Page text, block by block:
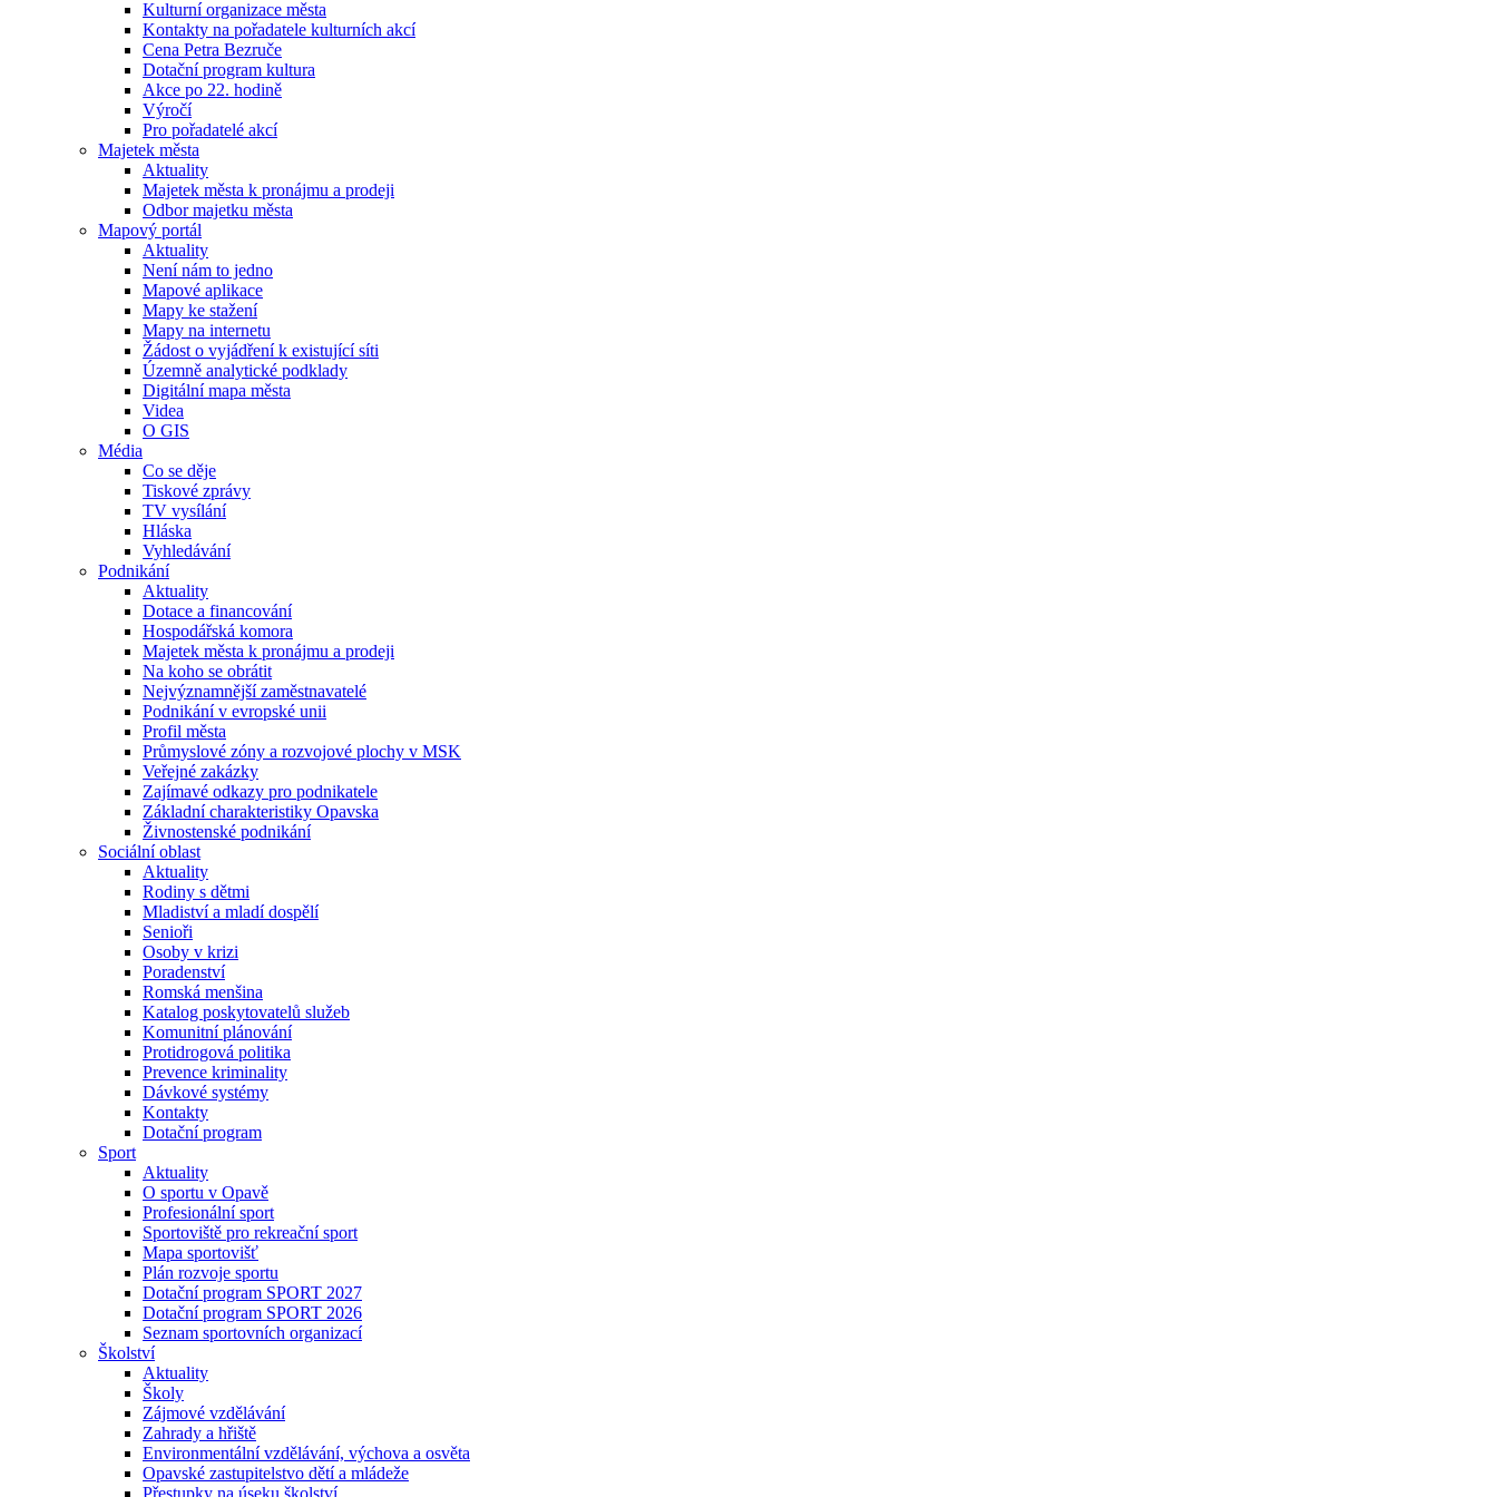
Kulturní organizace města
Kontakty na pořadatele kulturních akcí
Cena Petra Bezruče
Dotační program kultura
Akce po 22. hodině
Výročí
Pro pořadatelé akcí
Majetek města
Aktuality
Majetek města k pronájmu a prodeji
Odbor majetku města
Mapový portál
Aktuality
Není nám to jedno
Mapové aplikace
Mapy ke stažení
Mapy na internetu
Žádost o vyjádření k existující síti
Územně analytické podklady
Digitální mapa města
Videa
O GIS
Média
Co se děje
Tiskové zprávy
TV vysílání
Hláska
Vyhledávání
Podnikání
Aktuality
Dotace a financování
Hospodářská komora
Majetek města k pronájmu a prodeji
Na koho se obrátit
Nejvýznamnější zaměstnavatelé
Podnikání v evropské unii
Profil města
Průmyslové zóny a rozvojové plochy v MSK
Veřejné zakázky
Zajímavé odkazy pro podnikatele
Základní charakteristiky Opavska
Živnostenské podnikání
Sociální oblast
Aktuality
Rodiny s dětmi
Mladiství a mladí dospělí
Senioři
Osoby v krizi
Poradenství
Romská menšina
Katalog poskytovatelů služeb
Komunitní plánování
Protidrogová politika
Prevence kriminality
Dávkové systémy
Kontakty
Dotační program
Sport
Aktuality
O sportu v Opavě
Profesionální sport
Sportoviště pro rekreační sport
Mapa sportovišť
Plán rozvoje sportu
Dotační program SPORT 2027
Dotační program SPORT 2026
Seznam sportovních organizací
Školství
Aktuality
Školy
Zájmové vzdělávání
Zahrady a hřiště
Environmentální vzdělávání, výchova a osvěta
Opavské zastupitelstvo dětí a mládeže